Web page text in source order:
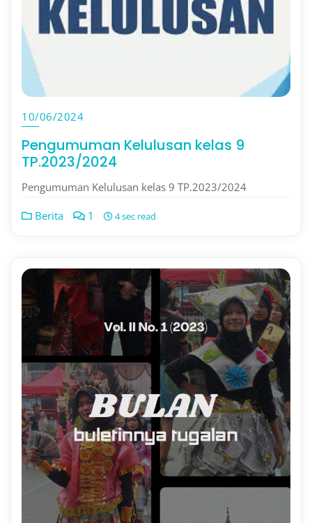
10/06/2024
Pengumuman Kelulusan kelas 9
TP.2023/2024
Pengumuman Kelulusan kelas 9 TP.2023/2024
Berita 1 4 sec read